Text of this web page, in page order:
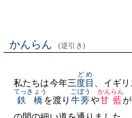
かんらん (逆引き)
私たちは今年三度目
どめ
、イギ
鉄橋
てっきょう
を渡り 牛蒡
ごぼう
や甘藍
かんらん